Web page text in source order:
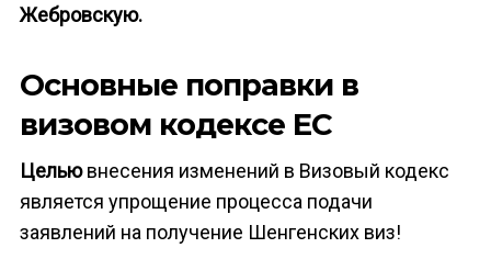
Жебровскую.
Основные поправки в
визовом кодексе ЕС
Цельювнесения изменений в Визовый кодекс
является упрощение процесса подачи
заявлений на получение Шенгенских виз!